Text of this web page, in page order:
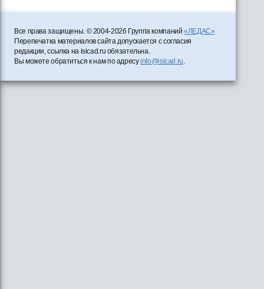
Все права защищены. © 2004-2026 Группа компаний«ЛЕДАС»
Перепечатка материалов сайта допускается с согласия
редакции, ссылка на isicad.ru обязательна.
Вы можете обратиться к нам по адресуinfo@isicad.ru.